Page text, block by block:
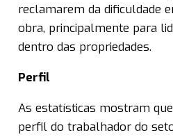
reclamarem da dificuldade
obra, principalmente para
dentro das propriedades.
Perfil
As estatísticas mostram
perfil do trabalhador do